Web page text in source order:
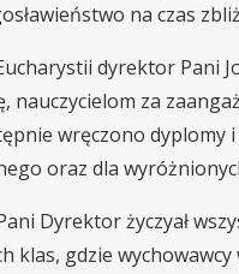
na czas
dyrektor Pani
nauczycielom za
wręczono
oraz dla
Dyrektor życzyał
klas, gdzie